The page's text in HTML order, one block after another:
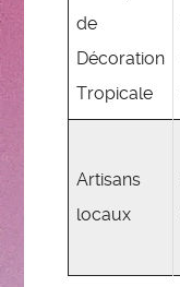
de
Décoration
Tropicale
Artisans
locaux